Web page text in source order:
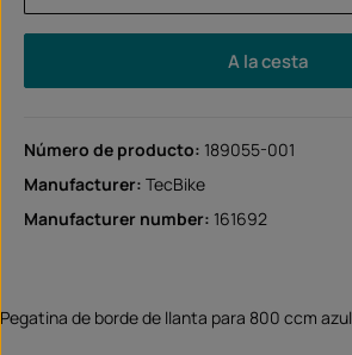
A la cesta
Número de producto: 189055-001
Manufacturer: TecBike
Manufacturer number: 161692
Pegatina de borde de llanta para 800 ccm